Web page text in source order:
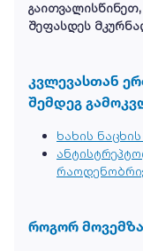
შეფასდეს
კვლევასთან
შემდეგ
ხახის
როგორ